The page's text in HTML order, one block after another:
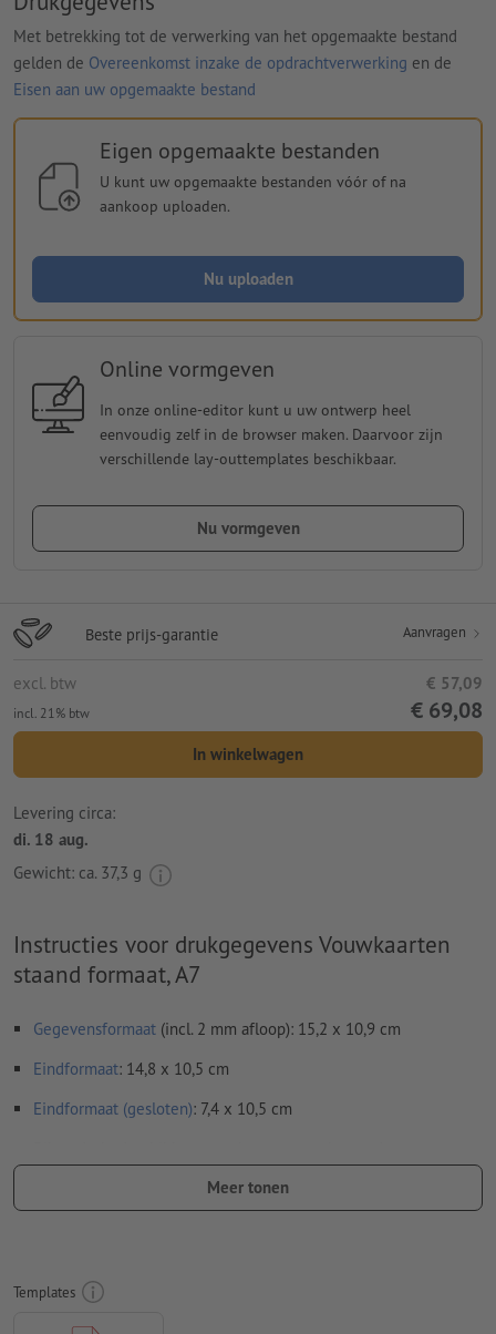
Met betrekking tot de verwerking van het opgemaakte bestand
gelden de Overeenkomst inzake de opdrachtverwerking en de
Eisen aan uw opgemaakte bestand
Eigen opgemaakte bestanden
U kunt uw opgemaakte bestanden vóór of na
aankoop uploaden.
Nu uploaden
Online vormgeven
In onze online-editor kunt u uw ontwerp heel
eenvoudig zelf in de browser maken. Daarvoor zijn
verschillende lay-outtemplates beschikbaar.
Nu vormgeven
Beste prijs-garantie Aanvragen
excl. btw € 57,09
incl. 21% btw € 69,08
In winkelwagen
Levering circa:
di. 18 aug.
Gewicht: ca. 37,3 g
Instructies voor drukgegevens Vouwkaarten
staand formaat, A7
Gegevensformaat (incl. 2 mm afloop): 15,2 x 10,9 cm
Eindformaat: 14,8 x 10,5 cm
Eindformaat (gesloten): 7,4 x 10,5 cm
Stuur ons a.u.b. geen losse zijden, maar een samengestelde
buitenkant en samengestelde binnenkant - oftewel in totaal
vouwlijnen
Meer tonen
Templates